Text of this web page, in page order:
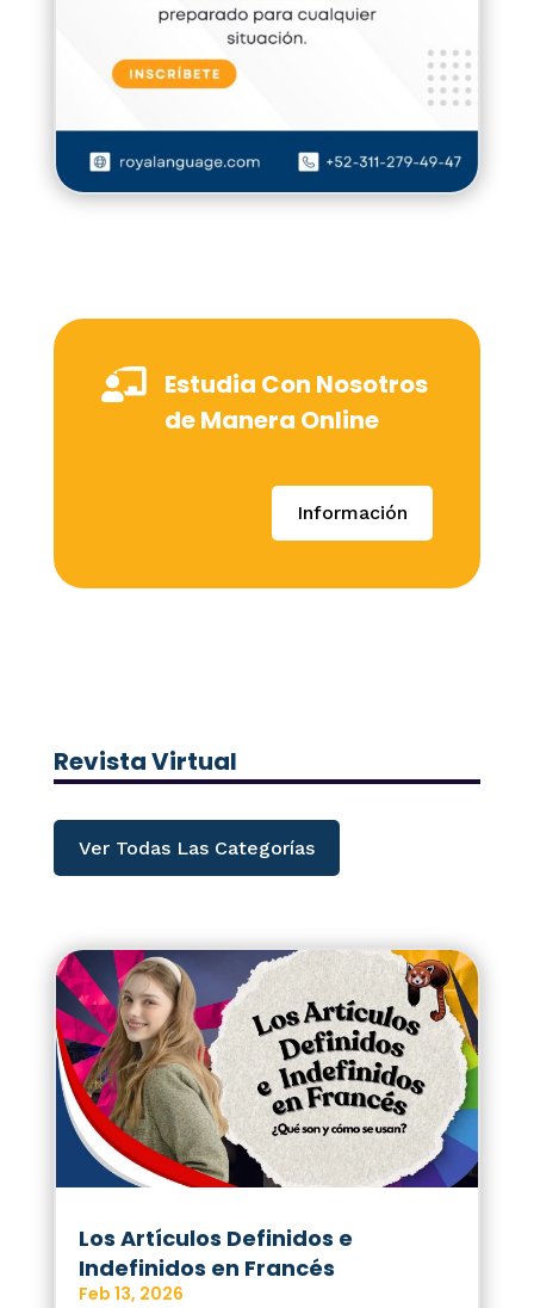
 Estudia Con Nosotros
de Manera Online
Información
Revista Virtual
Ver Todas Las Categorías
Los Artículos Definidos e
Indefinidos en Francés
Feb 13, 2026